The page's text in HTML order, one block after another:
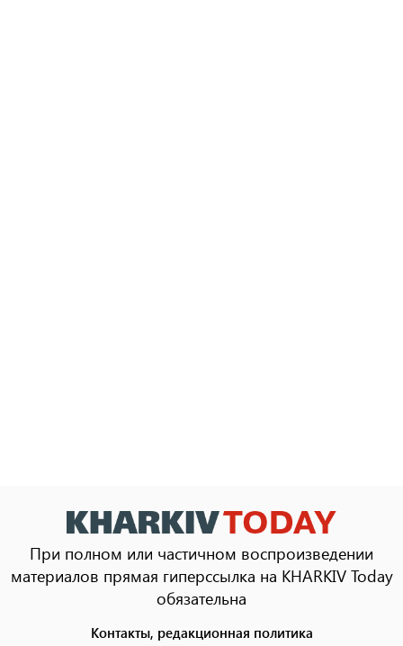
При полном или частичном воспроизведении
материалов прямая гиперссылка на KHARKIV Today
обязательна
Контакты, редакционная политика